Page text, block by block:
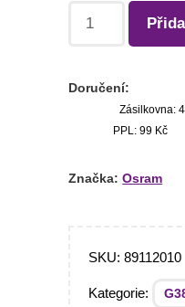
Doručení:
Zásilkovna:
PPL: 99 Kč
Značka: Osram
SKU:89112010
Kategorie: